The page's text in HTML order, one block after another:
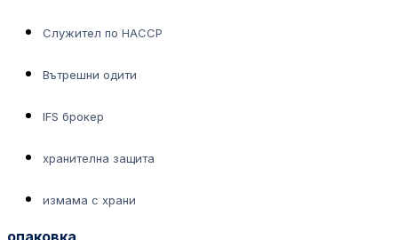
Служител по НАССР
Вътрешни одити
IFS брокер
хранителна защита
измама с храни
опаковка